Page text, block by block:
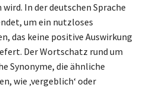
In der deutschen Sprache
um ein nutzloses
das keine positive Auswirkung
Der Wortschatz rund um
Synonyme, die ähnliche
wie ‚vergeblich‘ oder